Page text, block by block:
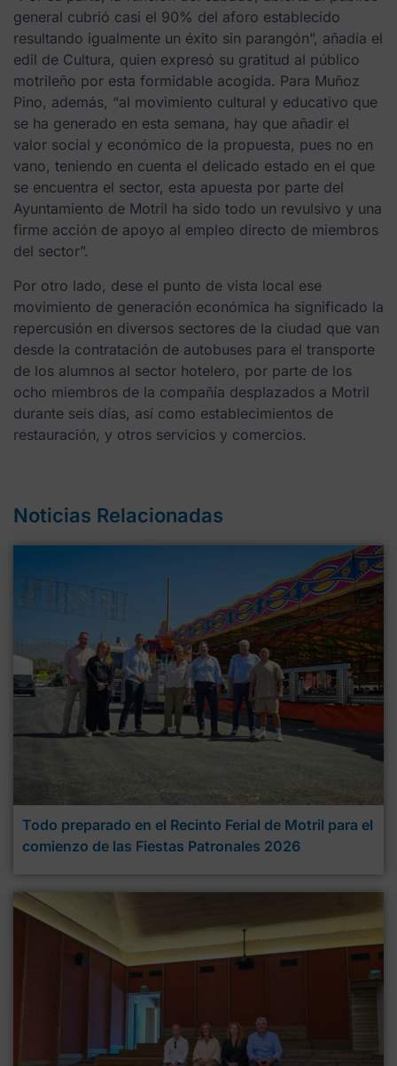
general cubrió casi el 90% del aforo establecido
resultando igualmente un éxito sin parangón”, añadía el
edil de Cultura, quien expresó su gratitud al público
motrileño por esta formidable acogida. Para Muñoz
Pino, además, “al movimiento cultural y educativo que
se ha generado en esta semana, hay que añadir el
valor social y económico de la propuesta, pues no en
vano, teniendo en cuenta el delicado estado en el que
se encuentra el sector, esta apuesta por parte del
Ayuntamiento de Motril ha sido todo un revulsivo y una
firme acción de apoyo al empleo directo de miembros
del sector”.
Por otro lado, dese el punto de vista local ese
movimiento de generación económica ha significado la
repercusión en diversos sectores de la ciudad que van
desde la contratación de autobuses para el transporte
de los alumnos al sector hotelero, por parte de los
ocho miembros de la compañía desplazados a Motril
durante seis días, así como establecimientos de
restauración, y otros servicios y comercios.
Noticias Relacionadas
Todo preparado en el Recinto Ferial de Motril para el
comienzo de las Fiestas Patronales 2026